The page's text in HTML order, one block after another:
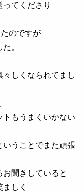
てくださり
のですが
。
しくなられてまし
トもうまくいかない
いうことでまた頑張
聞きしていると
しく